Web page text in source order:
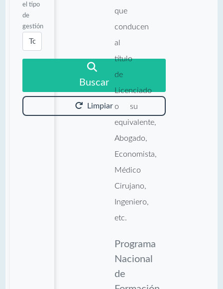
el tipo
de
gestión
Buscar
Limpiar
que
conducen
al
título
de
Licenciado
o su
equivalente,
Abogado,
Economista,
Médico
Cirujano,
Ingeniero,
etc.
Programa
Nacional
de